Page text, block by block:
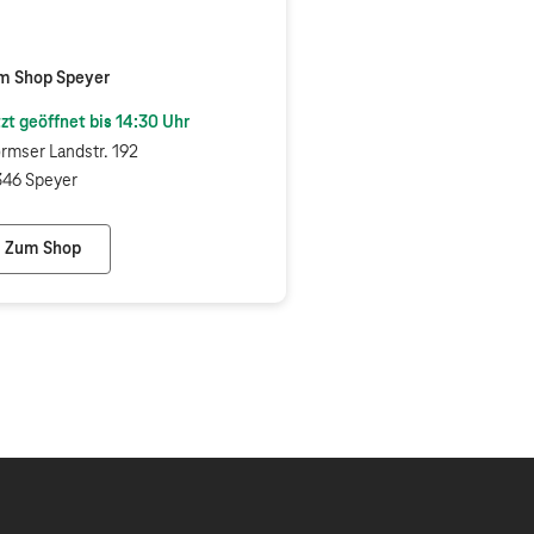
Shop Speyer
geöffnet bis 14:30Uhr
Landstr. 192
Speyer
Zum Shop
Telekom Shop Speyer